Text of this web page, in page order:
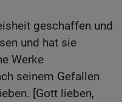
geschaffen und
und hat sie
Werke
seinem Gefallen
[Gott lieben,